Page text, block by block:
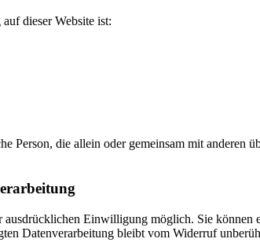
dieser Website ist:
Person, die allein oder gemeinsam mit
Einwilligung möglich. Sie
Datenverarbeitung bleibt vom Widerruf